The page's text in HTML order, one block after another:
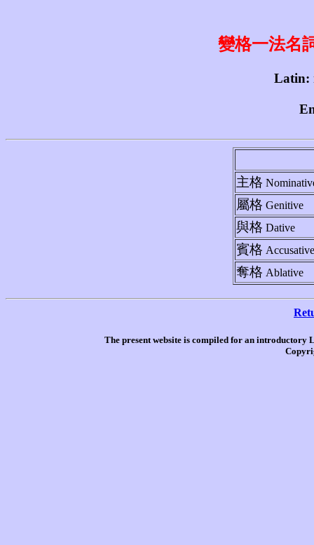
變格一法名
Latin:
主格
屬格 Genitive
與格 Dative
賓格 Accusative
奪格 Ablative
The present website is compiled for an introductory